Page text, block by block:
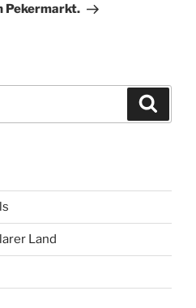
Pekermarkt.
Land